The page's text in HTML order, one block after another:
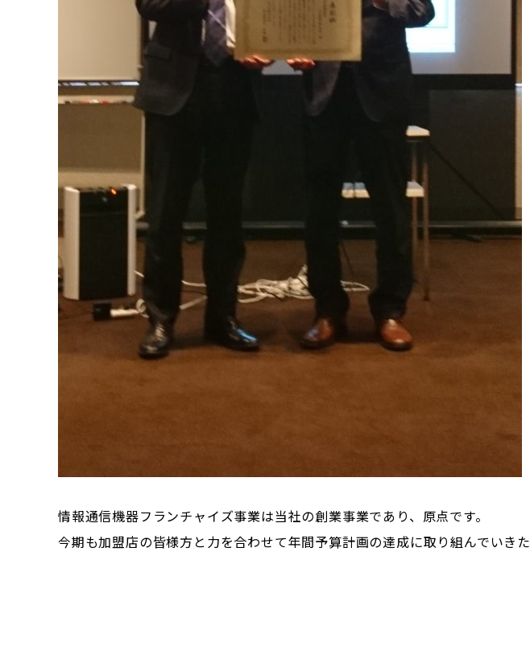
情報通信機器フランチャイズ事業は当社の創業事業であり、原点です。
今期も加盟店の皆様方と力を合わせて年間予算計画の達成に取り組んでいきた